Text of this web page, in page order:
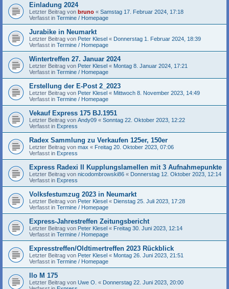
Einladung 2024
Letzter Beitrag von bruno « Samstag 17. Februar 2024, 17:18
Verfasst in Termine / Homepage
Jurabike in Neumarkt
Letzter Beitrag von Peter Klesel « Donnerstag 1. Februar 2024, 18:39
Verfasst in Termine / Homepage
Wintertreffen 27. Januar 2024
Letzter Beitrag von Peter Klesel « Montag 8. Januar 2024, 17:21
Verfasst in Termine / Homepage
Erstellung der E-Post 2_2023
Letzter Beitrag von Peter Klesel « Mittwoch 8. November 2023, 14:49
Verfasst in Termine / Homepage
Vekauf Express 175 BJ.1951
Letzter Beitrag von Andy09 « Sonntag 22. Oktober 2023, 12:22
Verfasst in Express
Radex Sammlung zu Verkaufen 125er, 150er
Letzter Beitrag von max « Freitag 20. Oktober 2023, 07:06
Verfasst in Express
Express Radexi II Kupplungslamellen mit 3 Aufnahmepunkte
Letzter Beitrag von nicodombrowski86 « Donnerstag 12. Oktober 2023, 12:14
Verfasst in Express
Volksfestumzug 2023 in Neumarkt
Letzter Beitrag von Peter Klesel « Dienstag 25. Juli 2023, 17:28
Verfasst in Termine / Homepage
Express-Jahrestreffen Zeitungsbericht
Letzter Beitrag von Peter Klesel « Freitag 30. Juni 2023, 12:14
Verfasst in Termine / Homepage
Expresstreffen/Oldtimertreffen 2023 Rückblick
Letzter Beitrag von Peter Klesel « Montag 26. Juni 2023, 21:51
Verfasst in Termine / Homepage
Ilo M 175
Letzter Beitrag von Uwe O. « Donnerstag 22. Juni 2023, 20:00